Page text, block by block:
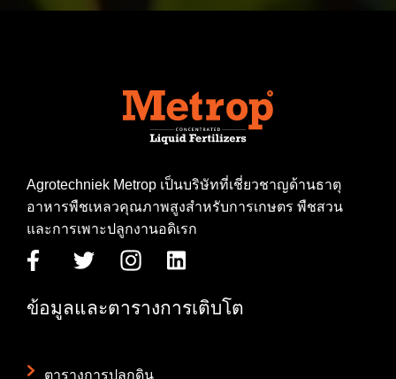
Agrotechniek Metrop เป็นบริษัทที่เชี่ยวชาญด้านธาตุ
อาหารพืชเหลวคุณภาพสูงสำหรับการเกษตร พืชสวน
และการเพาะปลูกงานอดิเรก
ข้อมูลและตารางการเติบโต
ตารางการปลูกดิน